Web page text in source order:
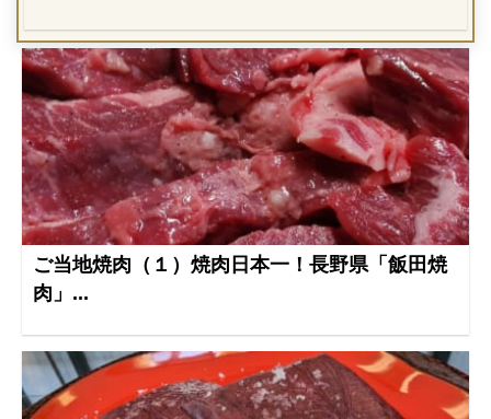
ご当地焼肉（１）焼肉日本一！長野県「飯田焼
肉」...